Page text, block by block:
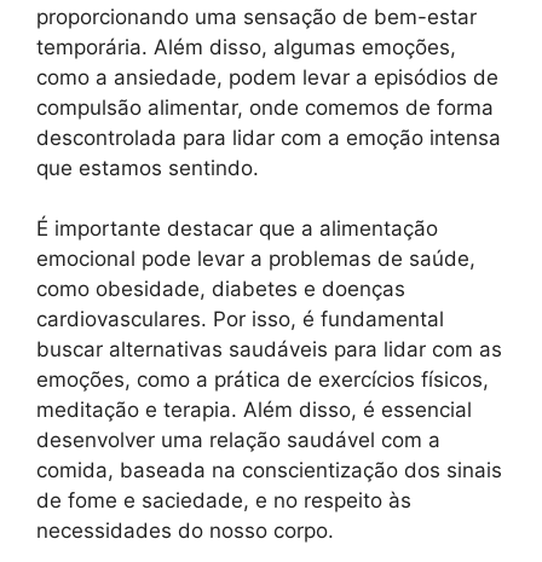
proporcionando uma sensação de bem-estar
temporária. Além disso, algumas emoções,
como a ansiedade, podem levar a episódios de
compulsão alimentar, onde comemos de forma
descontrolada para lidar com a emoção intensa
que estamos sentindo.
É importante destacar que a alimentação
emocional pode levar a problemas de saúde,
como obesidade, diabetes e doenças
cardiovasculares. Por isso, é fundamental
buscar alternativas saudáveis para lidar com as
emoções, como a prática de exercícios físicos,
meditação e terapia. Além disso, é essencial
desenvolver uma relação saudável com a
comida, baseada na conscientização dos sinais
de fome e saciedade, e no respeito às
necessidades do nosso corpo.